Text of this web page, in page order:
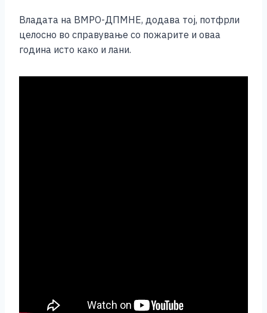
Владата на ВМРО-ДПМНЕ, додава тој, потфрли
целосно во справување со пожарите и оваа
година исто како и лани.